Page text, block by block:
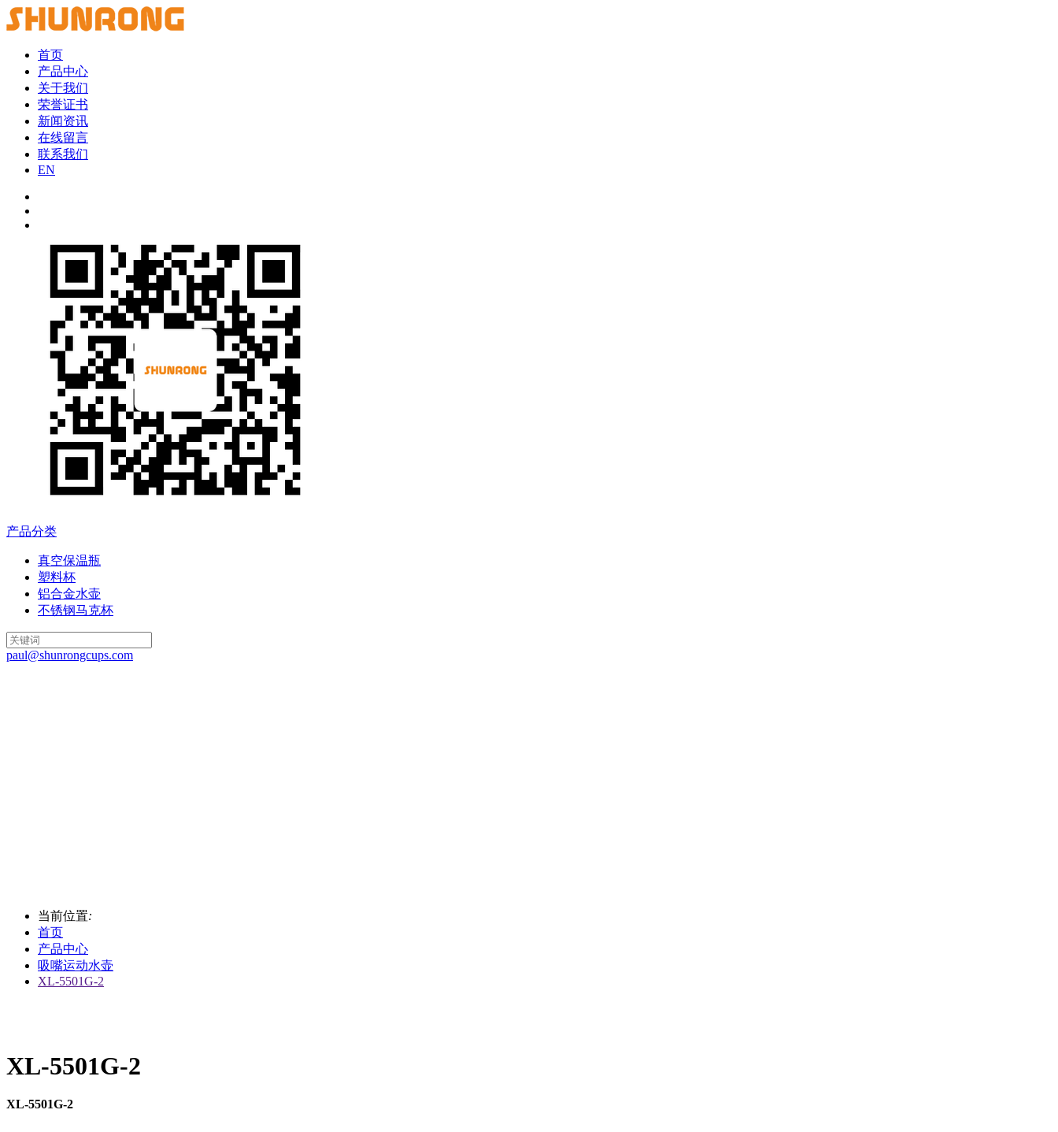
首页
产品中心
关于我们
荣誉证书
新闻资讯
在线留言
联系我们
EN
产品分类
真空保温瓶
塑料杯
铝合金水壶
不锈钢马克杯
paul@shunrongcups.com
当前位置:
首页
产品中心
吸嘴运动水壶
XL-5501G-2
XL-5501G-2
XL-5501G-2